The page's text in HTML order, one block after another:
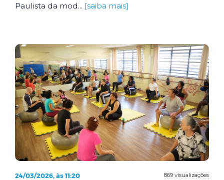
Paulista da mod... [saiba mais]
869 visualizações
24/03/2026, às 11:20